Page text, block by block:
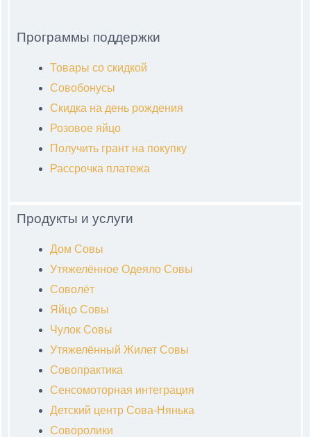
Программы поддержки
Товары со скидкой
Совобонусы
Скидка на день рождения
Розовое яйцо
Получить грант на покупку
Рассрочка платежа
Продукты и услуги
Дом Совы
Утяжелённое Одеяло Совы
Соволёт
Яйцо Совы
Чулок Совы
Утяжелённый Жилет Совы
Совопрактика
Сенсомоторная интеграция
Детский центр Сова-Нянька
Соворолики